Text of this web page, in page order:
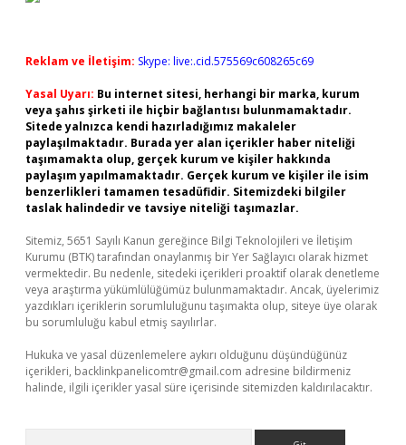
Reklam ve İletişim: Skype: live:.cid.575569c608265c69
Yasal Uyarı: Bu internet sitesi, herhangi bir marka, kurum
veya şahıs şirketi ile hiçbir bağlantısı bulunmamaktadır.
Sitede yalnızca kendi hazırladığımız makaleler
paylaşılmaktadır. Burada yer alan içerikler haber niteliği
taşımamakta olup, gerçek kurum ve kişiler hakkında
paylaşım yapılmamaktadır. Gerçek kurum ve kişiler ile isim
benzerlikleri tamamen tesadüfidir. Sitemizdeki bilgiler
taslak halindedir ve tavsiye niteliği taşımazlar.
Sitemiz, 5651 Sayılı Kanun gereğince Bilgi Teknolojileri ve İletişim
Kurumu (BTK) tarafından onaylanmış bir Yer Sağlayıcı olarak hizmet
vermektedir. Bu nedenle, sitedeki içerikleri proaktif olarak denetleme
veya araştırma yükümlülüğümüz bulunmamaktadır. Ancak, üyelerimiz
yazdıkları içeriklerin sorumluluğunu taşımakta olup, siteye üye olarak
bu sorumluluğu kabul etmiş sayılırlar.
Hukuka ve yasal düzenlemelere aykırı olduğunu düşündüğünüz
içerikleri, backlinkpanelicomtr@gmail.com adresine bildirmeniz
halinde, ilgili içerikler yasal süre içerisinde sitemizden kaldırılacaktır.